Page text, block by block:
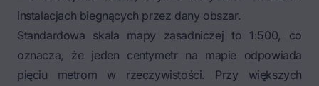
instalacjach biegnących przez dany obszar.
Standardowa skala mapy zasadniczej to 1:500, co
oznacza, że jeden centymetr na mapie odpowiada
pięciu metrom w rzeczywistości. Przy większych